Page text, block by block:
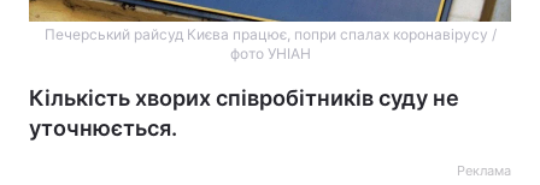
Печерський райсуд Києва працює, попри спалах коронавірусу /
фото УНІАН
Кількість хворих співробітників суду не
уточнюється.
Реклама